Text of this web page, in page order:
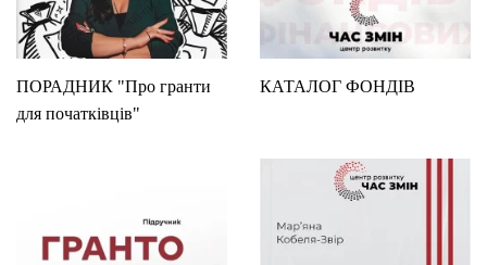
ПОРАДНИК "Про гранти
для початківців"
КАТАЛОГ ФОНДІВ